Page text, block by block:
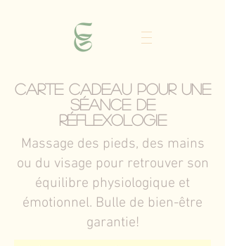
Carte cadeau pour une
séance de
réflexologie
Massage des pieds, des mains
ou du visage pour retrouver son
équilibre physiologique et
émotionnel. Bulle de bien-être
garantie!